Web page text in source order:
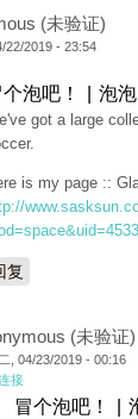
(未验证)
22/2019 - 23:54
个泡吧！ | 泡泡
got a large
is my page ::
复
(未验证)
, 04/23/2019 - 00:16
接
冒个泡吧！ |